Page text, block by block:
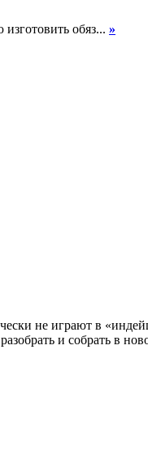
обяз... »
не играют в
и собрать в